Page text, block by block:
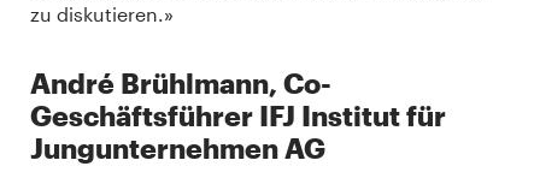
zu diskutieren.»
André Brühlmann, Co-
Geschäftsführer IFJ Institut für
Jungunternehmen AG